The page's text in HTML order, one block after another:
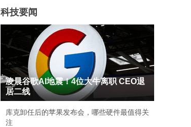
科技要闻
凌晨谷歌AI地震！4位大牛离职 CEO退
居二线
库克卸任后的苹果发布会，哪些硬件最值得关
注